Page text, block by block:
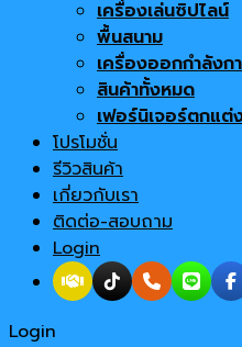
เครื่องเล่นซิปไลน์
พื้นสนาม
เครื่องออกกำลังก
สินค้าทั้งหมด
เฟอร์นิเจอร์ตกแต่
โปรโมชั่น
รีวิวสินค้า
เกี่ยวกับเรา
ติดต่อ-สอบถาม
Login
Login